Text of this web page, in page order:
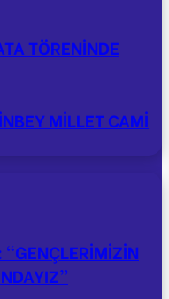
TÖRENİNDE
MİLLET CAMİ